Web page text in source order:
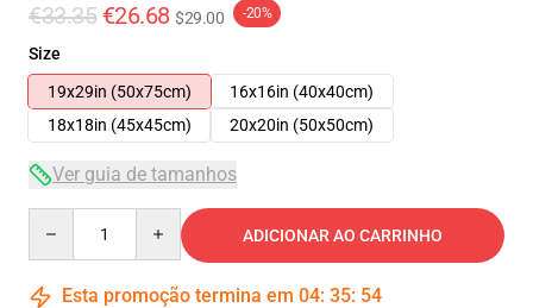
€33.35 €26.68 $29.00 -20%
Size
19x29in (50x75cm)
16x16in (40x40cm)
18x18in (45x45cm)
20x20in (50x50cm)
Ver guia de tamanhos
ADICIONAR AO CARRINHO
Esta promoção termina em 04: 35: 53